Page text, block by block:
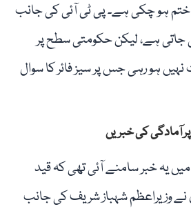
ہو چکی ہے۔ پی ٹی آئی کی جانب
جاتی ہے، لیکن حکومتی سطح پر
ہو رہی جس پر سیز فائر کا سوال
آمادگی کی خبریں
یہ خبر سامنے آئی تھی کہ قید
وزیراعظم شہباز شریف کی جانب